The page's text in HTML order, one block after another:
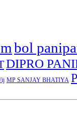
bol
DIPRO
MP SANJAY BHATIYA